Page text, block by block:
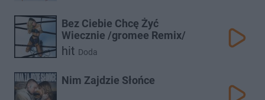
Bez Ciebie Chcę Żyć
Wiecznie /gromee Remix/
hit Doda
Nim Zajdzie Słońce